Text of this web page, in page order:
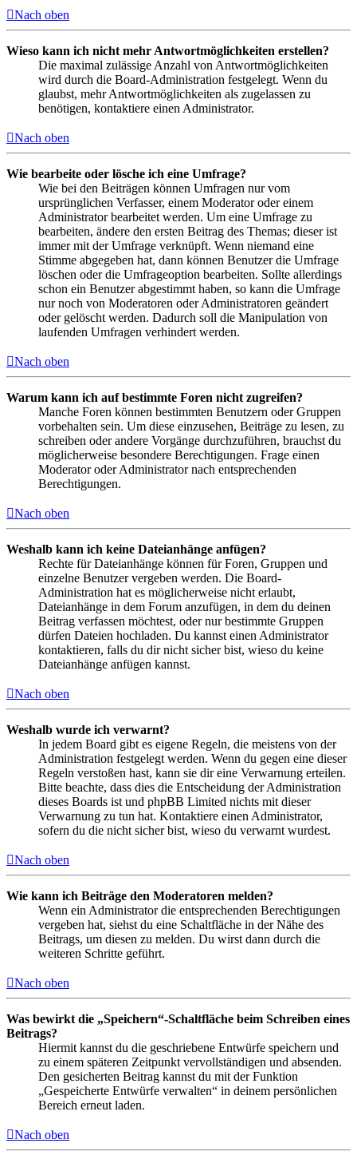
Nach oben
Wieso kann ich nicht mehr Antwortmöglichkeiten erstellen?
Die maximal zulässige Anzahl von Antwortmöglichkeiten
wird durch die Board-Administration festgelegt. Wenn du
glaubst, mehr Antwortmöglichkeiten als zugelassen zu
benötigen, kontaktiere einen Administrator.
Nach oben
Wie bearbeite oder lösche ich eine Umfrage?
Wie bei den Beiträgen können Umfragen nur vom
ursprünglichen Verfasser, einem Moderator oder einem
Administrator bearbeitet werden. Um eine Umfrage zu
bearbeiten, ändere den ersten Beitrag des Themas; dieser ist
immer mit der Umfrage verknüpft. Wenn niemand eine
Stimme abgegeben hat, dann können Benutzer die Umfrage
löschen oder die Umfrageoption bearbeiten. Sollte allerdings
schon ein Benutzer abgestimmt haben, so kann die Umfrage
nur noch von Moderatoren oder Administratoren geändert
oder gelöscht werden. Dadurch soll die Manipulation von
laufenden Umfragen verhindert werden.
Nach oben
Warum kann ich auf bestimmte Foren nicht zugreifen?
Manche Foren können bestimmten Benutzern oder Gruppen
vorbehalten sein. Um diese einzusehen, Beiträge zu lesen, zu
schreiben oder andere Vorgänge durchzuführen, brauchst du
möglicherweise besondere Berechtigungen. Frage einen
Moderator oder Administrator nach entsprechenden
Berechtigungen.
Nach oben
Weshalb kann ich keine Dateianhänge anfügen?
Rechte für Dateianhänge können für Foren, Gruppen und
einzelne Benutzer vergeben werden. Die Board-
Administration hat es möglicherweise nicht erlaubt,
Dateianhänge in dem Forum anzufügen, in dem du deinen
Beitrag verfassen möchtest, oder nur bestimmte Gruppen
dürfen Dateien hochladen. Du kannst einen Administrator
kontaktieren, falls du dir nicht sicher bist, wieso du keine
Dateianhänge anfügen kannst.
Nach oben
Weshalb wurde ich verwarnt?
In jedem Board gibt es eigene Regeln, die meistens von der
Administration festgelegt werden. Wenn du gegen eine dieser
Regeln verstoßen hast, kann sie dir eine Verwarnung erteilen.
Bitte beachte, dass dies die Entscheidung der Administration
dieses Boards ist und phpBB Limited nichts mit dieser
Verwarnung zu tun hat. Kontaktiere einen Administrator,
sofern du die nicht sicher bist, wieso du verwarnt wurdest.
Nach oben
Wie kann ich Beiträge den Moderatoren melden?
Wenn ein Administrator die entsprechenden Berechtigungen
vergeben hat, siehst du eine Schaltfläche in der Nähe des
Beitrags, um diesen zu melden. Du wirst dann durch die
weiteren Schritte geführt.
Nach oben
Was bewirkt die „Speichern“-Schaltfläche beim Schreiben eines
Beitrags?
Hiermit kannst du die geschriebene Entwürfe speichern und
zu einem späteren Zeitpunkt vervollständigen und absenden.
Den gesicherten Beitrag kannst du mit der Funktion
„Gespeicherte Entwürfe verwalten“ in deinem persönlichen
Bereich erneut laden.
Nach oben